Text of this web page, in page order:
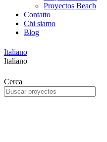
Proyectos Beach
Contatto
Chi siamo
Blog
Italiano
Italiano
Cerca